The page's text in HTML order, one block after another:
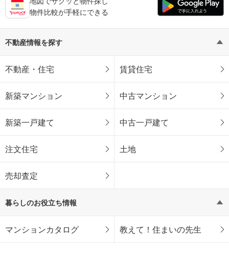
物件比較が手軽にできる
不動産情報を探す
不動産・住宅 賃貸住宅
新築マンション 中古マンション
新築一戸建て 中古一戸建て
注文住宅 土地
売却査定
暮らしのお役立ち情報
マンションカタログ 教えて！住まいの先生